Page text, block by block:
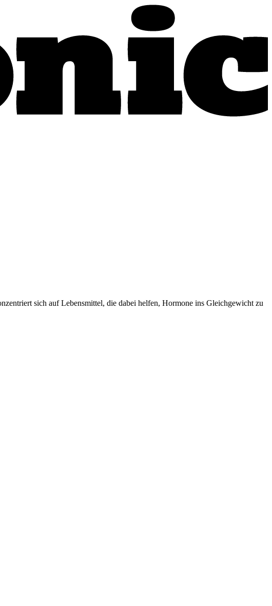
sich auf Lebensmittel, die dabei helfen, Hormone ins Gleichgewicht zu